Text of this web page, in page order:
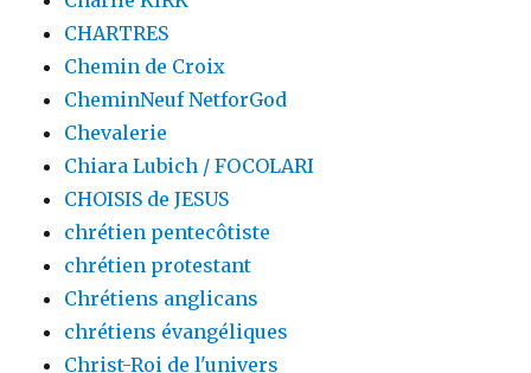
CHARTRES
Chemin de Croix
CheminNeuf NetforGod
Chevalerie
Chiara Lubich / FOCOLARI
CHOISIS de JESUS
chrétien pentecôtiste
chrétien protestant
Chrétiens anglicans
chrétiens évangéliques
Christ-Roi de l'univers